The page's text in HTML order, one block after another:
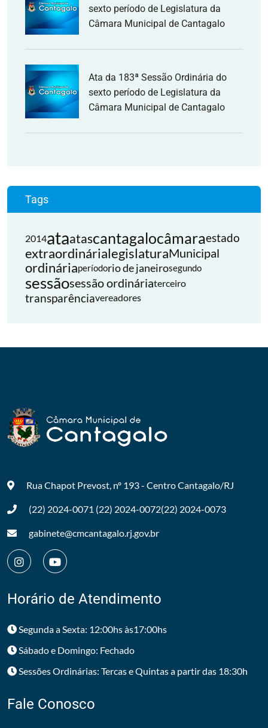
sexto período de Legislatura da
Câmara Municipal de Cantagalo
Ata da 183ª Sessão Ordinária do
sexto período de Legislatura da
Câmara Municipal de Cantagalo
Tags
2014ataatascantagalocâmaraestado
extraordinárialegislaturaMunicipal
ordináriaperíodorio de janeirosegundo
sessãosessão ordináriaterceiro
transparênciavereadores
Rua Chapot Prevost, nº 193 - CentroCantagalo/RJ
(22) 2024-0071 (22) 2024-0072(22) 2024-0073
gabinete@cmcantagalo.rj.gov.br
Horário de Atendimento
Segunda a Sexta: 12:00hs às17:00hs
Sábado e Domingo: Fechado
Sessões Ordinárias: Tercas e Quintas a partir das 18:30h
Fale Conosco